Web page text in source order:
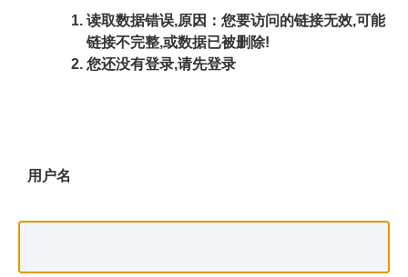
读取数据错误,原因：您要访问的链接无效,可能
链接不完整,或数据已被删除!
您还没有登录,请先登录
用户名